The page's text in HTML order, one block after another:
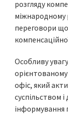
розгляду
міжнародному
переговори
Особливу
офіс, який
суспільством
інформування